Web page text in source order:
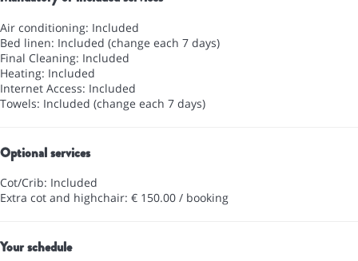
Air conditioning: Included
Bed linen: Included (change each 7 days)
Final Cleaning: Included
Heating: Included
Internet Access: Included
Towels: Included (change each 7 days)
Optional services
Cot/Crib: Included
Extra cot and highchair: € 150.00 / booking
Your schedule